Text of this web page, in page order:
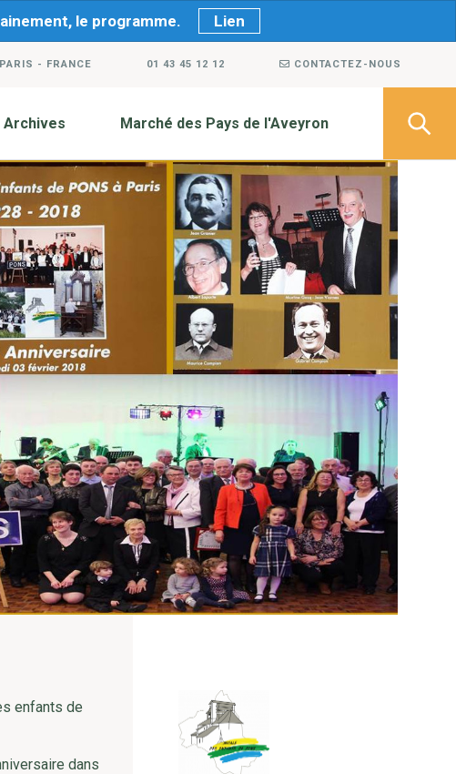
le programme. Lien
- FRANCE 01 43 45 12 12 CONTACTEZ-NOUS
Archives Marché des Pays de l'Aveyron
enfants de
dans